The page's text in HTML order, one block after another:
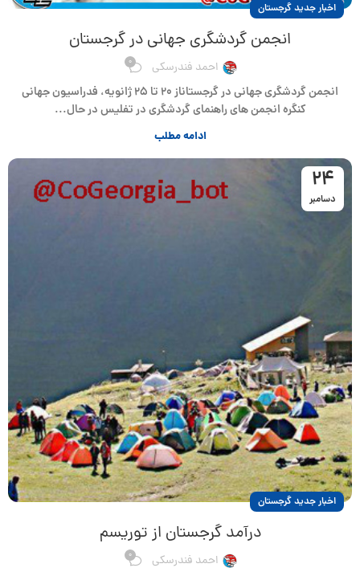
اخبار جدید گرجستان
انجمن گردشگری جهانی در گرجستان
احمد فندرسکی 0
انجمن گردشگری جهانی در گرجستاناز ۲۰ تا ۲۵ ژانویه، فدراسیون جهانی
کنگره انجمن های راهنمای گردشگری در تفلیس در حال...
ادامه مطلب
24
دسامبر
اخبار جدید گرجستان
درآمد گرجستان از توریسم
احمد فندرسکی 0